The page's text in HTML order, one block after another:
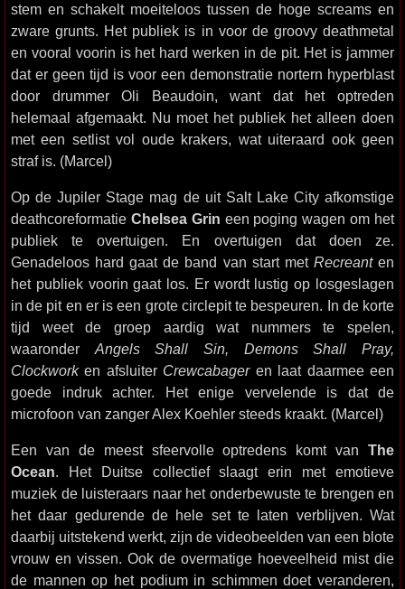
stem en schakelt moeiteloos tussen de hoge screams en
zware grunts. Het publiek is in voor de groovy deathmetal
en vooral voorin is het hard werken in de pit. Het is jammer
dat er geen tijd is voor een demonstratie nortern hyperblast
door drummer Oli Beaudoin, want dat het optreden
helemaal afgemaakt. Nu moet het publiek het alleen doen
met een setlist vol oude krakers, wat uiteraard ook geen
straf is. (Marcel)
Op de Jupiler Stage mag de uit Salt Lake City afkomstige
deathcoreformatie Chelsea Grin een poging wagen om het
publiek te overtuigen. En overtuigen dat doen ze.
Genadeloos hard gaat de band van start met Recreanten
het publiek voorin gaat los. Er wordt lustig op losgeslagen
in de pit en er is een grote circlepit te bespeuren. In de korte
tijd weet de groep aardig wat nummers te spelen,
waaronder Angels Shall Sin, Demons Shall Pray,
Clockworken afsluiter Crewcabageren laat daarmee een
goede indruk achter. Het enige vervelende is dat de
microfoon van zanger Alex Koehler steeds kraakt. (Marcel)
Een van de meest sfeervolle optredens komt van The
Ocean. Het Duitse collectief slaagt erin met emotieve
muziek de luisteraars naar het onderbewuste te brengen en
het daar gedurende de hele set te laten verblijven. Wat
daarbij uitstekend werkt, zijn de videobeelden van een blote
vrouw en vissen. Ook de overmatige hoeveelheid mist die
de mannen op het podium in schimmen doet veranderen,